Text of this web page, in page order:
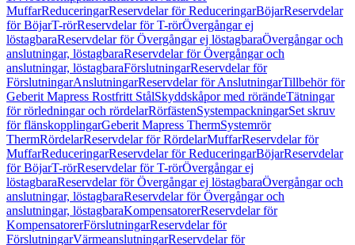
MuffarReduceringarReservdelar för ReduceringarBöjarReservdelar
för BöjarT-rörReservdelar för T-rörÖvergångar ej
löstagbaraReservdelar för Övergångar ej löstagbaraÖvergångar och
anslutningar, löstagbaraReservdelar för Övergångar och
anslutningar, löstagbaraFörslutningarReservdelar för
FörslutningarAnslutningarReservdelar för AnslutningarTillbehör för
Geberit Mapress Rostfritt StålSkyddskåpor med rörändeTätningar
för rörledningar och rördelarRörfästenSystempackningarSet skruv
för flänskopplingarGeberit Mapress ThermSystemrör
ThermRördelarReservdelar för RördelarMuffarReservdelar för
MuffarReduceringarReservdelar för ReduceringarBöjarReservdelar
för BöjarT-rörReservdelar för T-rörÖvergångar ej
löstagbaraReservdelar för Övergångar ej löstagbaraÖvergångar och
anslutningar, löstagbaraReservdelar för Övergångar och
anslutningar, löstagbaraKompensatorerReservdelar för
KompensatorerFörslutningarReservdelar för
FörslutningarVärmeanslutningarReservdelar för